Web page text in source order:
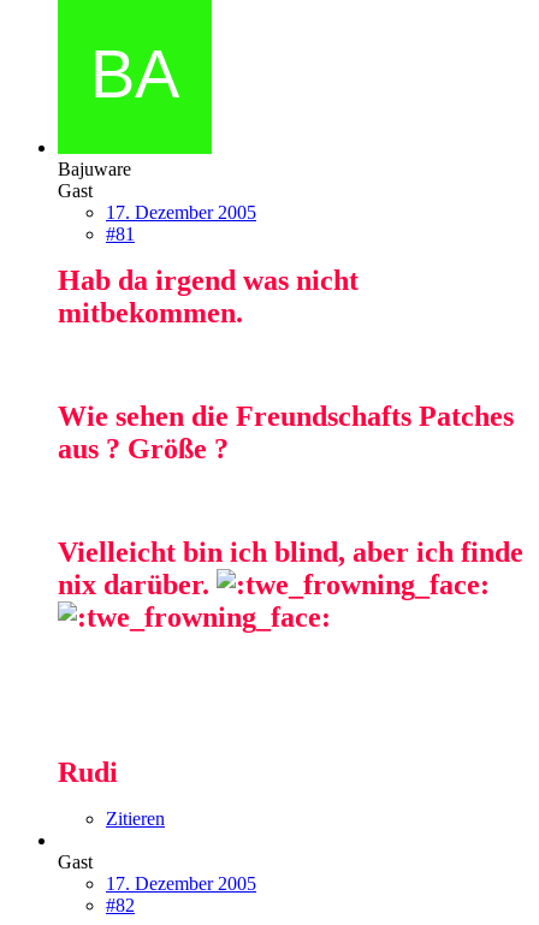
Bajuware
Gast
17. Dezember 2005
#81
Hab da irgend was nicht
mitbekommen.
Wie sehen die Freundschafts Patches
aus ? Größe ?
Vielleicht bin ich blind, aber ich finde
nix darüber.
Rudi
Zitieren
Gast
17. Dezember 2005
#82